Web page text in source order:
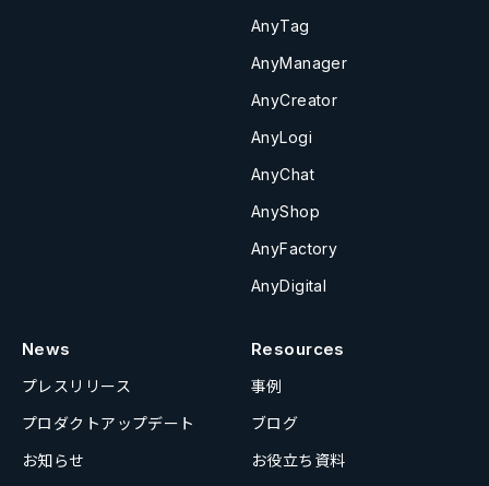
AnyTag
AnyManager
AnyCreator
AnyLogi
AnyChat
AnyShop
AnyFactory
AnyDigital
News
プレスリリース
プロダクトアップデート
お知らせ
Resources
事例
ブログ
お役立ち資料